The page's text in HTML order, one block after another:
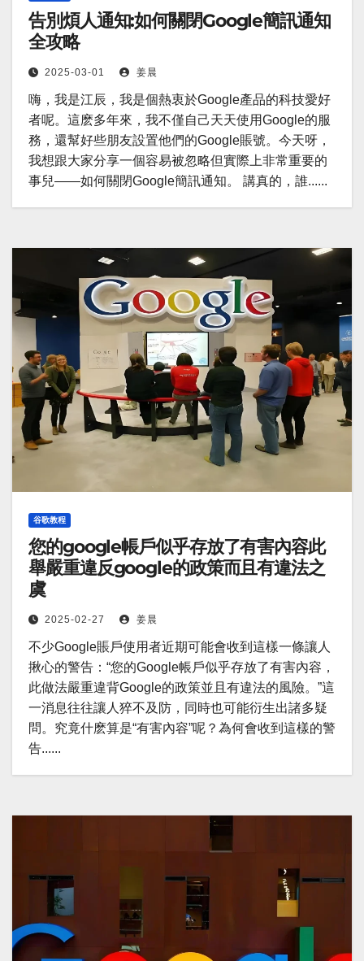
告別煩人通知:如何關閉Google簡訊通知
全攻略
2025-03-01 姜晨
嗨，我是江辰，我是個熱衷於Google產品的科技愛好
者呢。這麽多年來，我不僅自己天天使用Google的服
務，還幫好些朋友設置他們的Google賬號。今天呀，
我想跟大家分享一個容易被忽略但實際上非常重要的
事兒——如何關閉Google簡訊通知。 講真的，誰......
谷歌教程
您的google帳戶似乎存放了有害內容此
舉嚴重違反google的政策而且有違法之
虞
2025-02-27 姜晨
不少Google賬戶使用者近期可能會收到這樣一條讓人
揪心的警告：“您的Google帳戶似乎存放了有害內容，
此做法嚴重違背Google的政策並且有違法的風險。”這
一消息往往讓人猝不及防，同時也可能衍生出諸多疑
問。究竟什麽算是“有害內容”呢？為何會收到這樣的警
告......